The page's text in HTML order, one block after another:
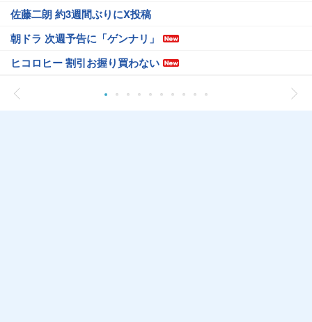
佐藤二朗 約3週間ぶりにX投稿
朝ドラ 次週予告に「ゲンナリ」
ヒコロヒー 割引お握り買わない